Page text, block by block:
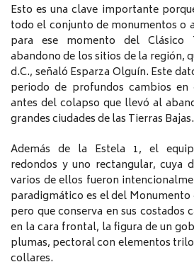
Esto es una clave importante
todo el conjunto de monumentos o
para ese momento del Clásico
abandono de los sitios de la región,
d.C., señaló Esparza Olguín. Este
periodo de profundos cambios
antes del colapso que llevó al
grandes ciudades de las Tierras Bajas.
Además de la Estela 1, el
redondos y uno rectangular, cuya
varios de ellos fueron
paradigmático es el del Monumento
pero que conserva en sus costados
en la cara frontal, la figura de un
plumas, pectoral con elementos
collares.